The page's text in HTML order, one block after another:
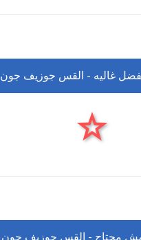
غاليه - القس جوزيف جون
محتاج - القس جوزيف جون